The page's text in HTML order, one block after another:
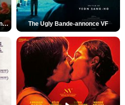
Des Fleurs pour Tokyo Bande-annonce VO STFR The Ugly Bande-annonce VF